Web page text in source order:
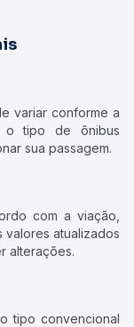
variar conforme a
o tipo de ônibus
sua passagem.
com a viação,
atualizados
alterações.
tipo convencional